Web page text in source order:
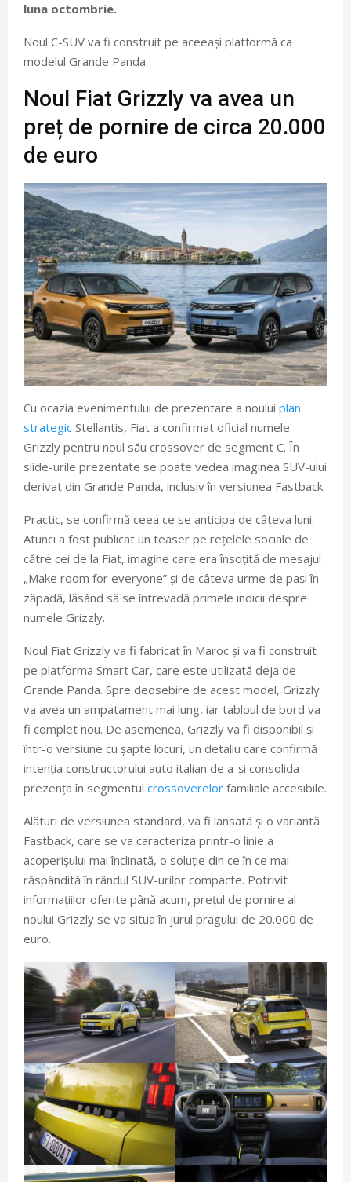
luna octombrie.
Noul C-SUV va fi construit pe aceeași platformă ca
modelul Grande Panda.
Noul Fiat Grizzly va avea un
preț de pornire de circa 20.000
de euro
Cu ocazia evenimentului de prezentare a noului plan
strategic Stellantis, Fiat a confirmat oficial numele
Grizzly pentru noul său crossover de segment C. În
slide-urile prezentate se poate vedea imaginea SUV-ului
derivat din Grande Panda, inclusiv în versiunea Fastback.
Practic, se confirmă ceea ce se anticipa de câteva luni.
Atunci a fost publicat un teaser pe rețelele sociale de
către cei de la Fiat, imagine care era însoțită de mesajul
„Make room for everyone” și de câteva urme de pași în
zăpadă, lăsând să se întrevadă primele indicii despre
numele Grizzly.
Noul Fiat Grizzly va fi fabricat în Maroc și va fi construit
pe platforma Smart Car, care este utilizată deja de
Grande Panda. Spre deosebire de acest model, Grizzly
va avea un ampatament mai lung, iar tabloul de bord va
fi complet nou. De asemenea, Grizzly va fi disponibil și
într-o versiune cu șapte locuri, un detaliu care confirmă
intenția constructorului auto italian de a-și consolida
prezența în segmentul crossoverelor familiale accesibile.
Alături de versiunea standard, va fi lansată și o variantă
Fastback, care se va caracteriza printr-o linie a
acoperișului mai înclinată, o soluție din ce în ce mai
răspândită în rândul SUV-urilor compacte. Potrivit
informațiilor oferite până acum, prețul de pornire al
noului Grizzly se va situa în jurul pragului de 20.000 de
euro.